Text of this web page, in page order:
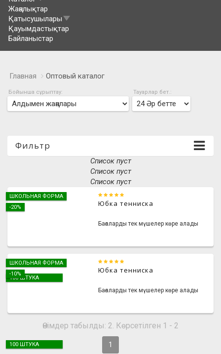
Жаңалықтар
Қатысушылары
Қауымдастықтар
Байланыстар
Главная Оптовый каталог
Бойынша сұрыптау: Тауарлар бет.:
Фильтр
Список пуст
Список пуст
Список пуст
ШКОЛЬНАЯ ФОРМА
-20%
100 ШТУКА
Юбка тенниска
Бағаларды тек мүшелер көре алады
ШКОЛЬНАЯ ФОРМА
-10%
100 ШТУКА
Юбка тенниска
Бағаларды тек мүшелер көре алады
Өнімдер табылды: 2. Көрсетілген 1 - 2
1